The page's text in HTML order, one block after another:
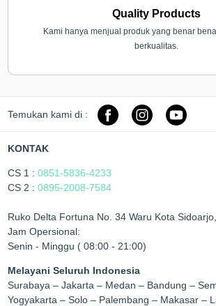
Quality Products
Kami hanya menjual produk yang benar
berkualitas.
Temukan kami di :
KONTAK
CS 1 :0851-5836-4233
CS 2 :0895-2008-7584
Ruko Delta Fortuna No. 34 Waru Kota
Jam Opersional:
Senin - Minggu ( 08:00 - 21:00)
Melayani Seluruh Indonesia
Surabaya – Jakarta – Medan – Bandung –
Yogyakarta – Solo – Palembang – Makasar –